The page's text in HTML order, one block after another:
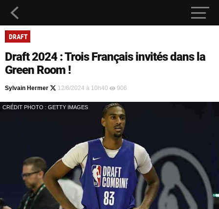
DRAFT
Draft 2024 : Trois Français invités dans la
Green Room !
Sylvain Hermer 12/6/2024 à 10h40 906
CRÉDIT PHOTO : GETTY IMAGES